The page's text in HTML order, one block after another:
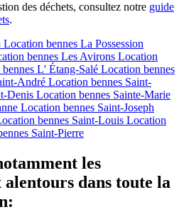
des déchets, consultez notre guide
.
Location bennes La Possession
bennes Les Avirons Location
L' Étang-Salé Location bennes
André Location bennes Saint-
Denis Location bennes Sainte-Marie
Location bennes Saint-Joseph
bennes Saint-Louis Location
Saint-Pierre
les
dans toute la